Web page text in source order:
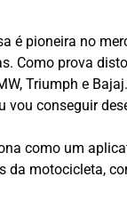
é pioneira no
Como prova
Triumph e
conseguir
como um
motocicleta,